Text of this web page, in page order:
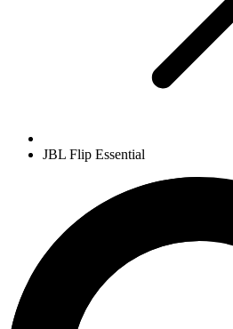
JBL Flip Essential